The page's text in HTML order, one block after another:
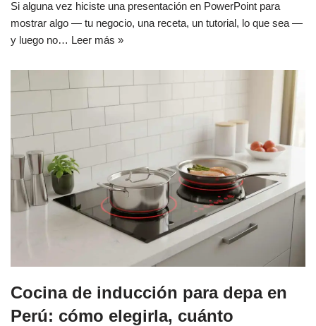
Si alguna vez hiciste una presentación en PowerPoint para
mostrar algo — tu negocio, una receta, un tutorial, lo que sea —
y luego no… Leer más »
Cocina de inducción para depa en
Perú: cómo elegirla, cuánto